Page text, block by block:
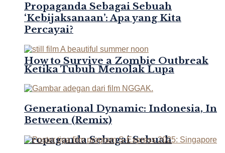
How to Survive a Zombie Outbreak
Propaganda Sebagai Sebuah
Propaganda Sebagai Sebuah
‘Kebijaksanaan’: Apa yang Kita
Percayai?
Ketika Tubuh Menolak Lupa
Generational Dynamic: Indonesia, In
Between (Remix)